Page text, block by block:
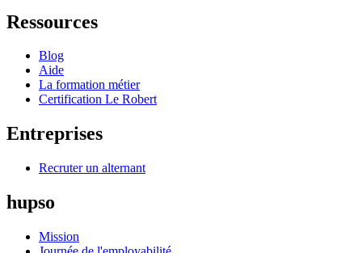
Ressources
Blog
Aide
La formation métier
Certification Le Robert
Entreprises
Recruter un alternant
hupso
Mission